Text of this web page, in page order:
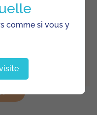
comme si vous y
220-240V
robuste conçu
+